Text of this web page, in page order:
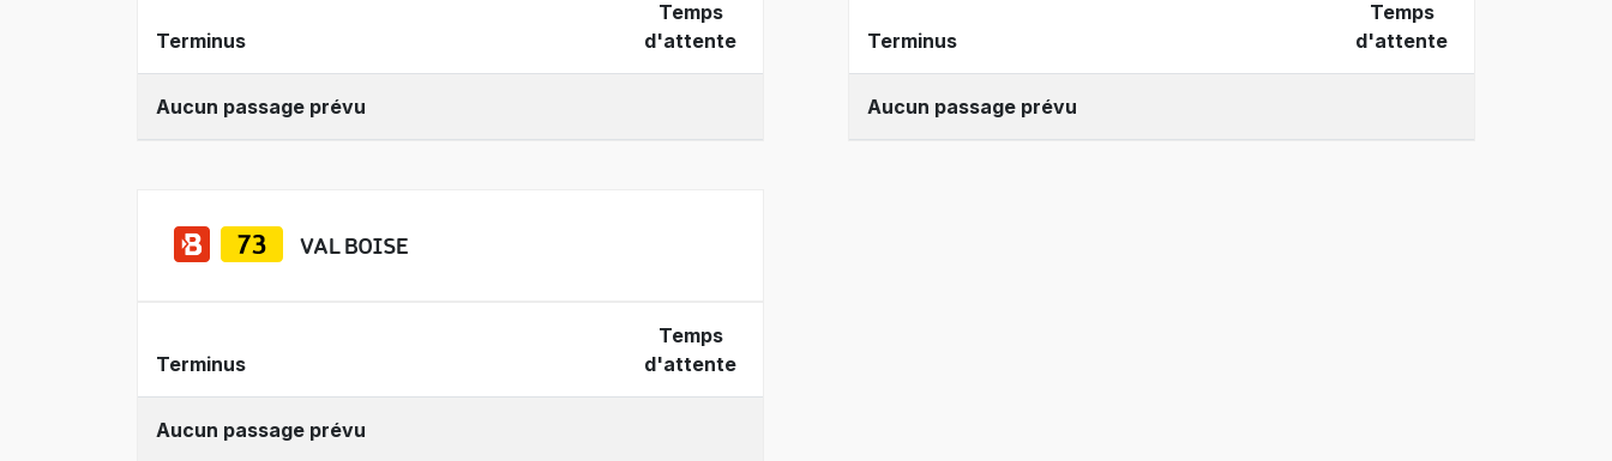
Terminus
Temps
d'attente
Aucun passage prévu
Terminus
Temps
d'attente
Aucun passage prévu
VAL BOISE
Terminus
Temps
d'attente
Aucun passage prévu